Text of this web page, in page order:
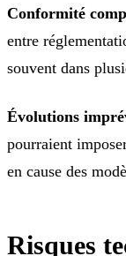
Conformité
entre
souvent dans
Évolutions
pourraient
en cause des
Risques